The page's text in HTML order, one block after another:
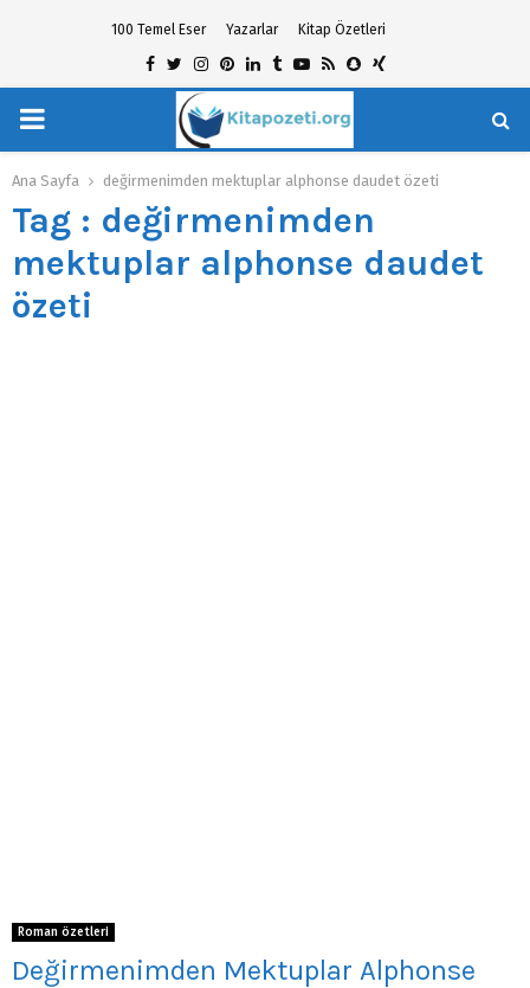
100 Temel Eser Yazarlar Kitap Özetleri
Facebook
TwitterInstagram
Pinterest
Linkedin
TumblrYoutube
RssSnapchat
Xing
PRIMARY
MENU
Ana Sayfa değirmenimden mektuplar alphonse daudet özeti
Tag : değirmenimden
mektuplar alphonse daudet
özeti
Roman özetleri
Değirmenimden Mektuplar Alphonse